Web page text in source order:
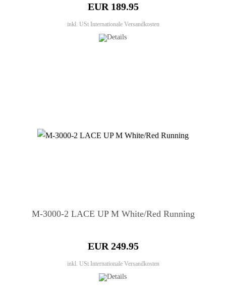
EUR 189.95
inkl. USt Internationale Versandkosten
M-3000-2 LACE UP M White/Red Running
EUR 249.95
inkl. USt Internationale Versandkosten